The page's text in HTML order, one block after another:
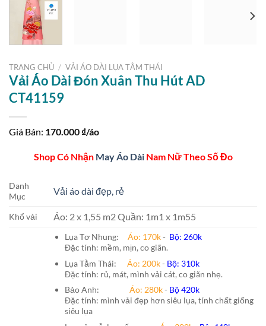
TRANG CHỦ / VẢI ÁO DÀI LỤA TẰM THÁI
Vải Áo Dài Đón Xuân Thu Hút AD
CT41159
Giá Bán: 170.000 ₫/áo
Shop Có Nhận May Áo DàiNam Nữ Theo Số Đo
Danh
Mục
Vải áo dài đẹp, rẻ
Khổ vải Áo: 2 x 1,55 m2 Quần: 1m1 x 1m55
Lụa Tơ Nhung: Áo: 170k- Bộ: 260k
Đặc tính: mềm, mịn, co giãn.
Lụa Tằm Thái: Áo: 200k- Bộ: 310k
Đặc tính: rủ, mát, mình vải cát, co giãn nhẹ.
Bảo Anh: Áo: 280k- Bộ 420k
Đặc tính: mình vải đẹp hơn siêu lụa, tính chất giống
siêu lụa